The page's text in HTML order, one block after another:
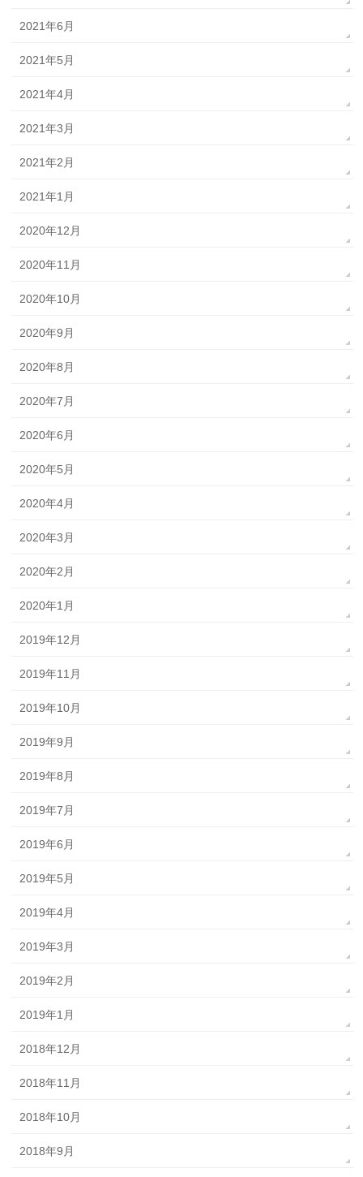
2021年6月
2021年5月
2021年4月
2021年3月
2021年2月
2021年1月
2020年12月
2020年11月
2020年10月
2020年9月
2020年8月
2020年7月
2020年6月
2020年5月
2020年4月
2020年3月
2020年2月
2020年1月
2019年12月
2019年11月
2019年10月
2019年9月
2019年8月
2019年7月
2019年6月
2019年5月
2019年4月
2019年3月
2019年2月
2019年1月
2018年12月
2018年11月
2018年10月
2018年9月